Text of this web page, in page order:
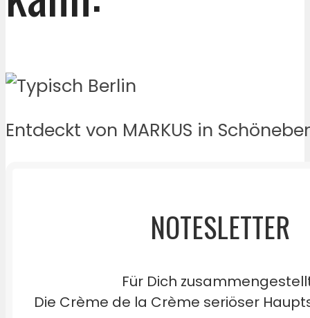
Entdeckt von MARKUS in
NOTESLETTER
Für Dich
Die Crème de la Crème seriöser